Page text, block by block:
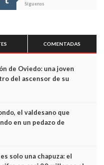
Síguenos
COMENTADAS
de Oviedo: una joven
del ascensor de su
captan sus últimos minutos
el valdesano que
en un pedazo de
es solo una chapuza: el